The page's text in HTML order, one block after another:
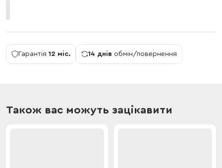
Гарантія 12 міс. 14 днів обмін/повернення
Також вас можуть зацікавити